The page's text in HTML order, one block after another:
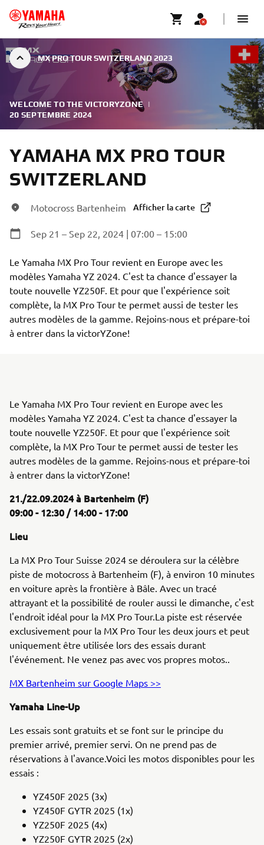
MX PRO TOUR SWITZERLAND 2023
WELCOME TO THE VICTORYZONE |
20 SEPTEMBRE 2024
YAMAHA MX PRO TOUR
SWITZERLAND
Motocross Bartenheim Afficher la carte
Sep 21 – Sep 22, 2024 | 07:00 – 15:00
Le Yamaha MX Pro Tour revient en Europe avec les
modèles Yamaha YZ 2024. C'est ta chance d'essayer la
toute nouvelle YZ250F. Et pour que l'expérience soit
complète, la MX Pro Tour te permet aussi de tester les
autres modèles de la gamme. Rejoins-nous et prépare-toi
à entrer dans la victorYZone!
Le Yamaha MX Pro Tour revient en Europe avec les
modèles Yamaha YZ 2024. C'est ta chance d'essayer la
toute nouvelle YZ250F. Et pour que l'expérience soit
complète, la MX Pro Tour te permet aussi de tester les
autres modèles de la gamme. Rejoins-nous et prépare-toi
à entrer dans la victorYZone!
21./22.09.2024 à Bartenheim (F)
09:00 - 12:30 / 14:00 - 17:00
Lieu
La MX Pro Tour Suisse 2024 se déroulera sur la célèbre
piste de motocross à Bartenheim (F), à environ 10 minutes
en voiture après la frontière à Bâle. Avec un tracé
attrayant et la possibilité de rouler aussi le dimanche, c'est
l'endroit idéal pour la MX Pro Tour.La piste est réservée
exclusivement pour la MX Pro Tour les deux jours et peut
uniquement être utilisée lors des essais durant
l'événement. Ne venez pas avec vos propres motos..
MX Bartenheim sur Google Maps >>
Yamaha Line-Up
Les essais sont gratuits et se font sur le principe du
premier arrivé, premier servi. On ne prend pas de
réservations à l'avance.Voici les motos disponibles pour les
essais :
YZ450F 2025 (3x)
YZ450F GYTR 2025 (1x)
YZ250F 2025 (4x)
YZ250F GYTR 2025 (2x)